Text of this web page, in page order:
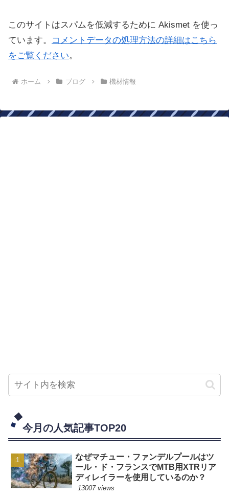
このサイトはスパムを低減するために Akismet を使っ
ています。
コメントデータの処理方法の詳細はこちら
をご覧ください。
ホーム ブログ 機材情報
今月の人気記事TOP20
なぜマチュー・ファンデルプールはツ
ール・ド・フランスでMTB用XTRリア
ディレイラーを使用しているのか？
13007 views